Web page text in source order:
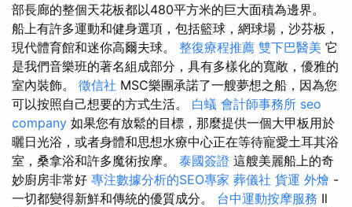
部長廊的整個天花板都以480平方米的巨大面積為邊界。
船上有許多運動和健身選項，包括籃球，網球場，沙芬板，
現代體育館和迷你高爾夫球。 整復療程推薦 雙下巴醫美 它
是我們音樂班的著名組成部分，具有多樣化的寬敞，優雅的
室內裝飾。 徵信社 MSC樂團承諾了一艘夢想之船，因為您
可以按照自己想要的方式生活。 白蟻 會計師事務所 seo
company 如果您有放鬆的目標，那麼提供一個大甲板用於
曬日光浴，或者身體和思想水療中心正在等待寵愛土耳其浴
室，桑拿浴和許多魔術按摩。 泰國簽證 這艘美麗船上的奇
妙廚房非常好 專注數據分析的SEO專家 葬儀社 貨運 外燴 -
一切都變得新鮮和傳統的優質成分。 台中運動按摩服務 Il